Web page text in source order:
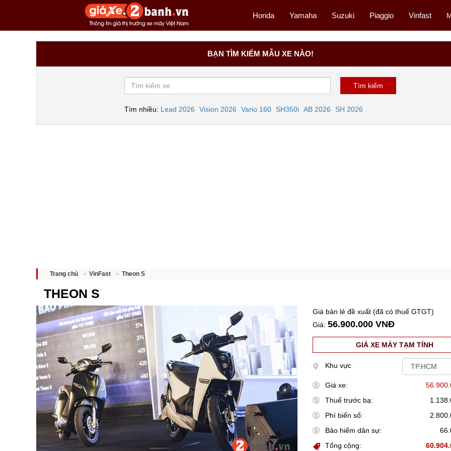
Honda Yamaha Suzuki Piaggio Vinfast
BẠN TÌM KIẾM MẪU XE NÀO!
Tìm nhiều: Lead 2026 Vision 2026 Vario 160 SH350i AB 2026 SH 2026
Trang chủ VinFast Theon S
THEON S
Giá bán lẻ đề xuất (đã có thuế GTGT)
Giá:56.900.000 VNĐ
GIÁ XE MÁY TẠM TÍNH
Khu vực
Giá xe:
Thuế trước bạ:
Phí biển số:
Bảo hiểm dân sự:
Tổng cộng: